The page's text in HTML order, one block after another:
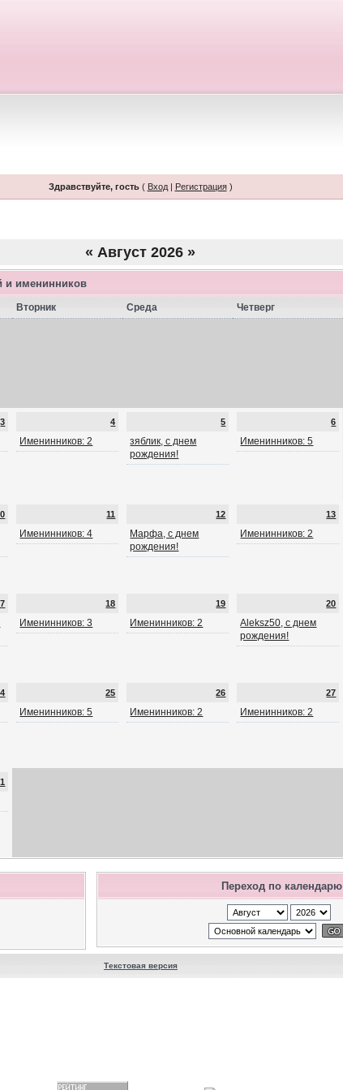
Здравствуйте, гость( Вход| Регистрация)
« Август 2026 »
и именинников
Вторник Среда Четверг
3 4
Именинников: 2
5
зяблик, с днем
рождения!
6
Именинников: 5
11
Именинников: 4
12
Марфа, с днем
рождения!
13
Именинников: 2
18
Именинников: 3
19
Именинников: 2
20
Aleksz50, с днем
рождения!
25
Именинников: 5
26
Именинников: 2
27
Именинников: 2
Переход по календарю
Текстовая версия